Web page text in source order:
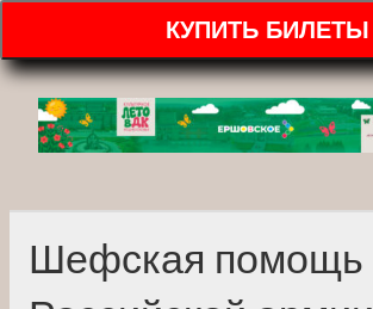
КУПИТЬ БИЛЕТЫ
Шефская помощь